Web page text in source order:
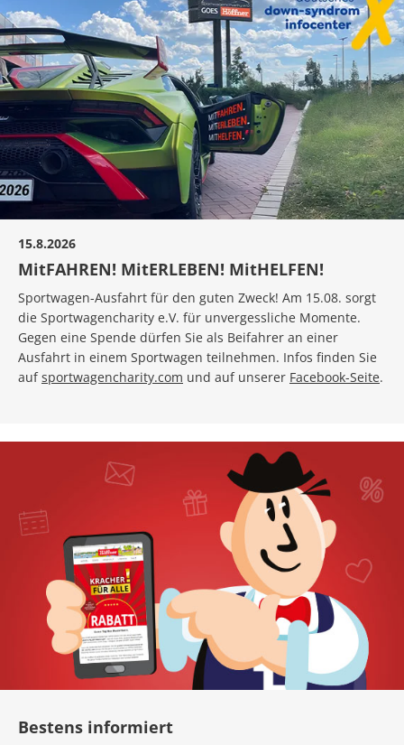
15.8.2026
MitFAHREN! MitERLEBEN! MitHELFEN!
Sportwagen-Ausfahrt für den guten Zweck! Am 15.08. sorgt
die Sportwagencharity e.V. für unvergessliche Momente.
Gegen eine Spende dürfen Sie als Beifahrer an einer
Ausfahrt in einem Sportwagen teilnehmen. Infos finden Sie
aufsportwagencharity.com und auf unserer Facebook-Seite.
Bestens informiert